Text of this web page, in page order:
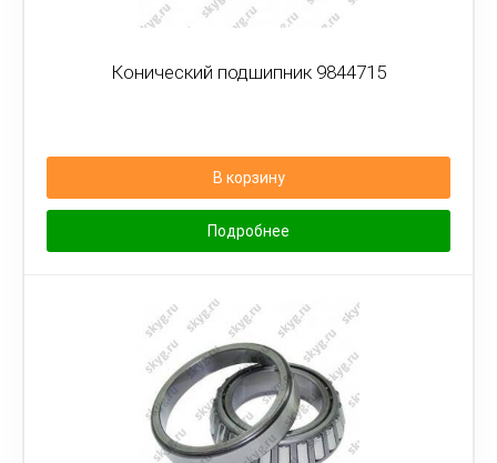
Конический подшипник 9844715
В корзину
Подробнее